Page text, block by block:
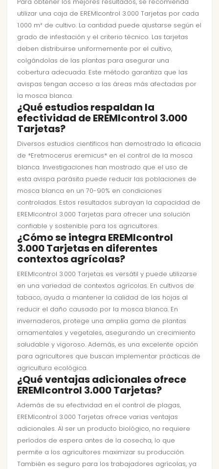
utilizar una caja de EREMIcontrol 3.000 Tarjetas por cada
1.000 m² de cultivo. La cantidad puede ajustarse según el
grado de infestación y el criterio técnico. Las tarjetas
deben distribuirse uniformemente por el cultivo,
colgándolas de las plantas para asegurar una
cobertura adecuada. Este método garantiza que las
avispas tengan acceso a las áreas más afectadas por
la mosca blanca.
¿Qué estudios respaldan la
efectividad de EREMIcontrol 3.000
Tarjetas?
Diversos estudios científicos han demostrado la eficacia
de *Eretmocerus eremicus* en el control de la mosca
blanca. Investigaciones han mostrado que el uso de
esta avispa parásita puede reducir las poblaciones de
mosca blanca en un 70-90% en condiciones
controladas. Estos resultados subrayan la capacidad de
EREMIcontrol 3.000 Tarjetas para ofrecer una solución
confiable y sostenible para los agricultores.
¿Cómo se integra EREMIcontrol
3.000 Tarjetas en diferentes
contextos agrícolas?
EREMIcontrol 3.000 Tarjetas es versátil y puede utilizarse
en una variedad de contextos agrícolas. En cultivos de
tabaco, ayuda a mantener la calidad de las hojas al
reducir el daño causado por la mosca blanca. En
invernaderos, protege una amplia gama de plantas
ornamentales y vegetales, asegurando un crecimiento
saludable y vigoroso. Además, es una excelente opción
para agricultores que buscan implementar prácticas de
agricultura ecológica.
¿Qué ventajas adicionales ofrece
EREMIcontrol 3.000 Tarjetas?
Además de su efectividad en el control de plagas,
EREMIcontrol 3.000 Tarjetas ofrece varias ventajas
adicionales. Al ser un producto biológico, no requiere
períodos de espera antes de la cosecha, lo que
permite a los agricultores maximizar su producción.
También es seguro para los trabajadores agrícolas, ya